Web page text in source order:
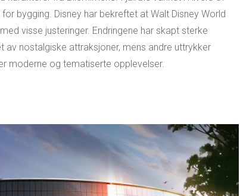
bygging. Disney har bekreftet at Walt Disney World
visse justeringer. Endringene har skapt sterke
nostalgiske attraksjoner, mens andre uttrykker
moderne og tematiserte opplevelser.